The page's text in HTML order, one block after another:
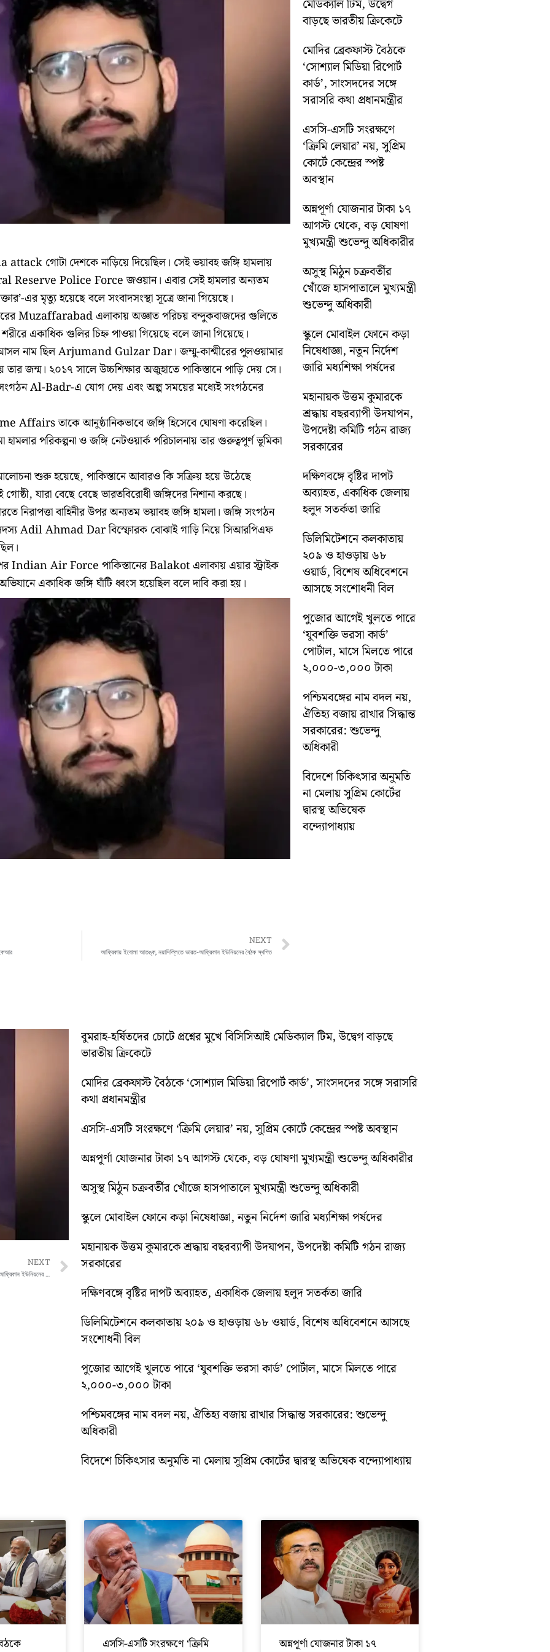
গোটা দেশকে নাড়িয়ে দিয়েছিল। সেই ভয়াবহ জঙ্গি হামলায়
Reserve Police Force জওয়ান। এবার সেই হামলার অন্যতম
এর মৃত্যু হয়েছে বলে সংবাদসংস্থা সূত্রে জানা গিয়েছে।
Muzaffarabad এলাকায় অজ্ঞাত পরিচয় বন্দুকবাজদের গুলিতে
একাধিক গুলির চিহ্ন পাওয়া গিয়েছে বলে জানা গিয়েছে।
আসল নাম ছিল Arjumand Gulzar Dar। জম্মু-কাশ্মীরের পুলওয়ামার
তার জন্ম। ২০১৭ সালে উচ্চশিক্ষার অজুহাতে পাকিস্তানে পাড়ি দেয় সে।
সংগঠন Al-Badr-এ যোগ দেয় এবং অল্প সময়ের মধ্যেই সংগঠনের
তাকে আনুষ্ঠানিকভাবে জঙ্গি হিসেবে ঘোষণা করেছিল।
পরিকল্পনা ও জঙ্গি নেটওয়ার্ক পরিচালনায় তার গুরুত্বপূর্ণ ভূমিকা
শুরু হয়েছে, পাকিস্তানে আবারও কি সক্রিয় হয়ে উঠেছে
যারা বেছে বেছে ভারতবিরোধী জঙ্গিদের নিশানা করছে।
নিরাপত্তা বাহিনীর উপর অন্যতম ভয়াবহ জঙ্গি হামলা। জঙ্গি সংগঠন
Adil Ahmad Dar বিস্ফোরক বোঝাই গাড়ি নিয়ে সিআরপিএফ
Indian Air Force পাকিস্তানের Balakot এলাকায় এয়ার স্ট্রাইক
একাধিক জঙ্গি ঘাঁটি ধ্বংস হয়েছিল বলে দাবি করা হয়।
NEXT
আফ্রিকায় ইবোলা আতঙ্ক, নয়াদিল্লিতে ভারত-আফ্রিকান ইউনিয়নের বৈঠক স্থগিত
মেডিক্যাল টিম, উদ্বেগ
বাড়ছে ভারতীয় ক্রিকেটে
মোদির ব্রেকফাস্ট বৈঠকে
‘সোশ্যাল মিডিয়া রিপোর্ট
কার্ড’, সাংসদদের সঙ্গে
সরাসরি কথা প্রধানমন্ত্রীর
এসসি-এসটি সংরক্ষণে
‘ক্রিমি লেয়ার’ নয়, সুপ্রিম
কোর্টে কেন্দ্রের স্পষ্ট
অবস্থান
অন্নপূর্ণা যোজনার টাকা ১৭
আগস্ট থেকে, বড় ঘোষণা
মুখ্যমন্ত্রী শুভেন্দু অধিকারীর
অসুস্থ মিঠুন চক্রবর্তীর
খোঁজে হাসপাতালে মুখ্যমন্ত্রী
শুভেন্দু অধিকারী
স্কুলে মোবাইল ফোনে কড়া
নিষেধাজ্ঞা, নতুন নির্দেশ
জারি মধ্যশিক্ষা পর্ষদের
মহানায়ক উত্তম কুমারকে
শ্রদ্ধায় বছরব্যাপী উদযাপন,
উপদেষ্টা কমিটি গঠন রাজ্য
সরকারের
দক্ষিণবঙ্গে বৃষ্টির দাপট
অব্যাহত, একাধিক জেলায়
হলুদ সতর্কতা জারি
ডিলিমিটেশনে কলকাতায়
২০৯ ও হাওড়ায় ৬৮
ওয়ার্ড, বিশেষ অধিবেশনে
আসছে সংশোধনী বিল
পুজোর আগেই খুলতে পারে
‘যুবশক্তি ভরসা কার্ড’
পোর্টাল, মাসে মিলতে পারে
২,০০০-৩,০০০ টাকা
পশ্চিমবঙ্গের নাম বদল নয়,
ঐতিহ্য বজায় রাখার সিদ্ধান্ত
সরকারের: শুভেন্দু
অধিকারী
বিদেশে চিকিৎসার অনুমতি
না মেলায় সুপ্রিম কোর্টের
দ্বারস্থ অভিষেক
বন্দ্যোপাধ্যায়
NEXT Next
বুমরাহ-হর্ষিতদের চোটে প্রশ্নের মুখে বিসিসিআই মেডিক্যাল টিম, উদ্বেগ বাড়ছে
ভারতীয় ক্রিকেটে
মোদির ব্রেকফাস্ট বৈঠকে ‘সোশ্যাল মিডিয়া রিপোর্ট কার্ড’, সাংসদদের সঙ্গে সরাসরি
কথা প্রধানমন্ত্রীর
এসসি-এসটি সংরক্ষণে ‘ক্রিমি লেয়ার’ নয়, সুপ্রিম কোর্টে কেন্দ্রের স্পষ্ট অবস্থান
অন্নপূর্ণা যোজনার টাকা ১৭ আগস্ট থেকে, বড় ঘোষণা মুখ্যমন্ত্রী শুভেন্দু অধিকারীর
অসুস্থ মিঠুন চক্রবর্তীর খোঁজে হাসপাতালে মুখ্যমন্ত্রী শুভেন্দু অধিকারী
স্কুলে মোবাইল ফোনে কড়া নিষেধাজ্ঞা, নতুন নির্দেশ জারি মধ্যশিক্ষা পর্ষদের
মহানায়ক উত্তম কুমারকে শ্রদ্ধায় বছরব্যাপী উদযাপন, উপদেষ্টা কমিটি গঠন রাজ্য
সরকারের
দক্ষিণবঙ্গে বৃষ্টির দাপট অব্যাহত, একাধিক জেলায় হলুদ সতর্কতা জারি
ডিলিমিটেশনে কলকাতায় ২০৯ ও হাওড়ায় ৬৮ ওয়ার্ড, বিশেষ অধিবেশনে আসছে
সংশোধনী বিল
পুজোর আগেই খুলতে পারে ‘যুবশক্তি ভরসা কার্ড’ পোর্টাল, মাসে মিলতে পারে
২,০০০-৩,০০০ টাকা
পশ্চিমবঙ্গের নাম বদল নয়, ঐতিহ্য বজায় রাখার সিদ্ধান্ত সরকারের: শুভেন্দু
অধিকারী
বিদেশে চিকিৎসার অনুমতি না মেলায় সুপ্রিম কোর্টের দ্বারস্থ অভিষেক বন্দ্যোপাধ্যায়
এসসি-এসটি সংরক্ষণে ‘ক্রিমি
অন্নপূর্ণা যোজনার টাকা ১৭